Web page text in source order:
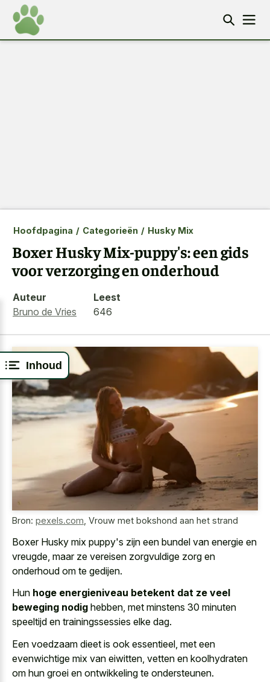
Inhoud
Hoofdpagina / Categorieën / Husky Mix
Boxer Husky Mix-puppy's: een gids
voor verzorging en onderhoud
Auteur
Bruno de Vries
Leest
646
Bron: pexels.com Vrouw met bokshond aan het strand
Boxer Husky mix puppy's zijn een bundel van energie en
vreugde, maar ze vereisen zorgvuldige zorg en
onderhoud om te gedijen.
Hun hoge energieniveau betekent dat ze veel
beweging nodig hebben, met minstens 30 minuten
speeltijd en trainingssessies elke dag.
Een voedzaam dieet is ook essentieel, met een
evenwichtige mix van eiwitten, vetten en koolhydraten
om hun groei en ontwikkeling te ondersteunen.